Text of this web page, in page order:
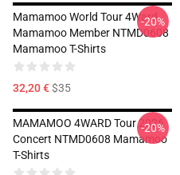
Mamamoo World Tour 4Ward,
Mamamoo Member NTMD0608
Mamamoo T-Shirts
32,20 €$35
-20%
MAMAMOO 4WARD Tour 2026
Concert NTMD0608 Mamamoo
T-Shirts
-20%